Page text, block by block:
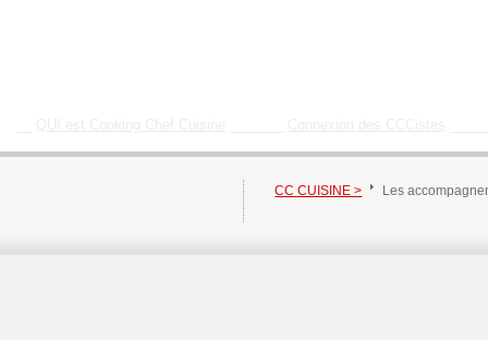
QUI est Cooking Chef Cuisine Connexion des CCCistes
CC CUISINE > Les